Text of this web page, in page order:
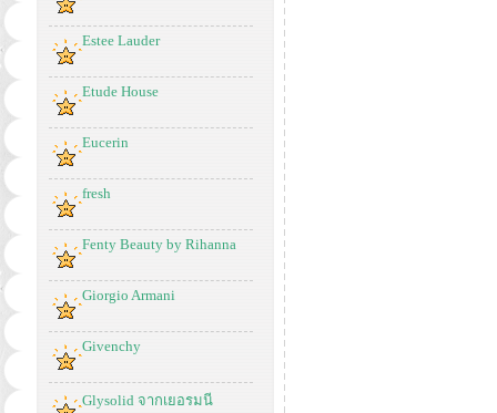
Estee Lauder
Etude House
Eucerin
fresh
Fenty Beauty by Rihanna
Giorgio Armani
Givenchy
Glysolid จากเยอรมนี